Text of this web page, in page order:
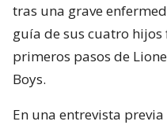
tras una grave
guía de sus cuatro
primeros pasos de
Boys.
En una entrevista